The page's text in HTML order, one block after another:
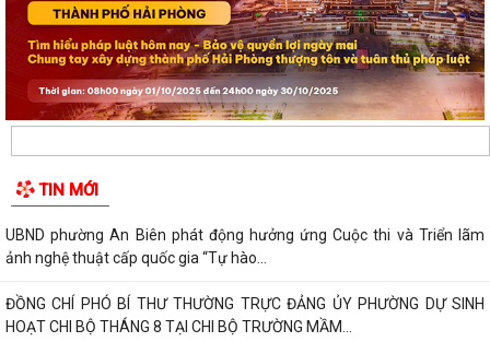
TIN MỚI
UBND phường An Biên phát động hưởng ứng Cuộc thi và Triển lãm
ảnh nghệ thuật cấp quốc gia “Tự hào...
ĐỒNG CHÍ PHÓ BÍ THƯ THƯỜNG TRỰC ĐẢNG ỦY PHƯỜNG DỰ SINH
HOẠT CHI BỘ THÁNG 8 TẠI CHI BỘ TRƯỜNG MẦM...